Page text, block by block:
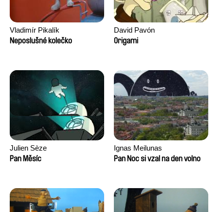
Vladimír Pikalík
Neposlušné kolečko
David Pavón
Origami
Julien Sèze
Pan Měsíc
Ignas Meilunas
Pan Noc si vzal na den volno